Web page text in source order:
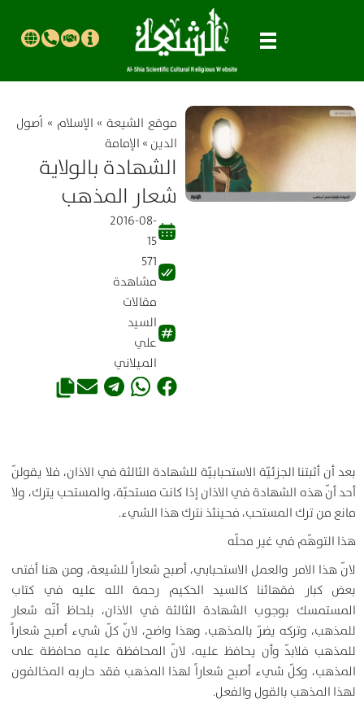
موقع الشیعة» الإسلام » اُصول
الدين » الإمامة
الشهادة بالولاية
شعار المذهب
2016-08-
15
571
مشاهدة
مقالات
السيد
علي
الميلاني
بعد أن أثبتنا الجزئيّة الاستحبابيّة للشهادة الثالثة في الاذان، فلا يقولنّ
أحد أنّ هذه الشهادة في الاذان إذا كانت مستحبّة، والمستحب يترك، ولا
مانع من ترك المستحب، فحينئذ نترك هذا الشيء.
هذا التوهّم في غير محلّه
لانّ هذا الامر والعمل الاستحبابي، أصبح شعاراً للشيعة، ومن هنا أفتى
بعض كبار فقهائنا كالسيد الحكيم رحمة الله عليه في كتاب
المستمسك بوجوب الشهادة الثالثة في الاذان، بلحاظ أنّه شعار
للمذهب، وتركه يضرّ بالمذهب، وهذا واضح، لانّ كلّ شيء أصبح شعاراً
للمذهب فلابدّ وأن يحافظ عليه، لانّ المحافظة عليه محافظة على
المذهب، وكلّ شيء أصبح شعاراً لهذا المذهب فقد حاربه المخالفون
لهذا المذهب بالقول والفعل.